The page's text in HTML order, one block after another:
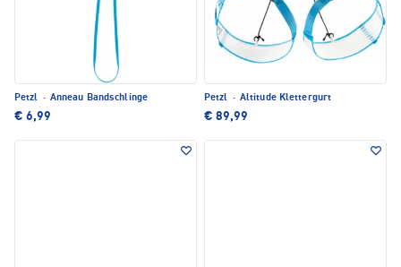
Petzl · Anneau Bandschlinge
€ 6,99
Petzl · Altitude Klettergurt
€ 89,99